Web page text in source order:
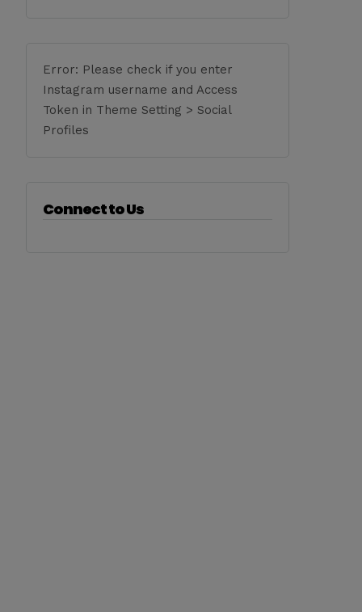
Error: Please check if you enter
Instagram username and Access
Token in Theme Setting > Social
Profiles
Connect to Us